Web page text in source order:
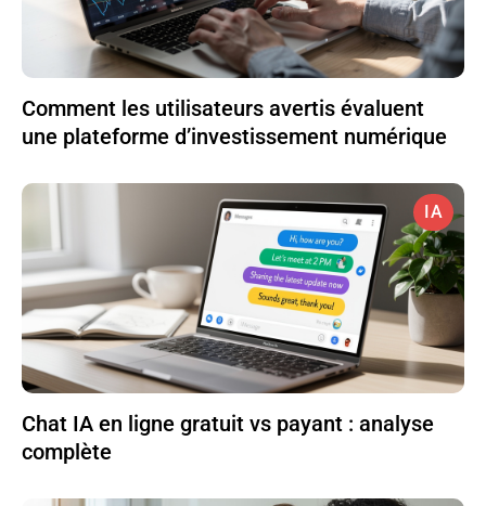
Comment les utilisateurs avertis évaluent
une plateforme d’investissement numérique
IA
Chat IA en ligne gratuit vs payant : analyse
complète